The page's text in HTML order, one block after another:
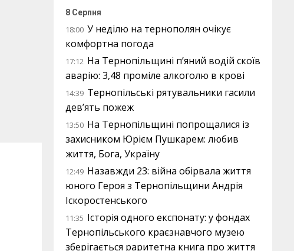
8 Серпня
18:00 У неділю на тернополян очікує
комфортна погода
17:12 На Тернопільщині п’яний водій скоїв
аварію: 3,48 проміле алкоголю в крові
14:39 Тернопільські рятувальники гасили
дев’ять пожеж
13:50 На Тернопільщині попрощалися із
захисником Юрієм Пушкарем: любив
життя, Бога, Україну
12:49 Назавжди 23: війна обірвала життя
юного Героя з Тернопільщини Андрія
Іскоростенського
11:35 Історія одного експонату: у фондах
Тернопільського краєзнавчого музею
зберігається раритетна книга про життя